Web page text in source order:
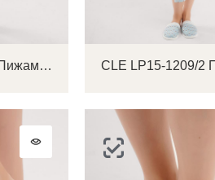
CLE LP15-1209/3 Пижама женская